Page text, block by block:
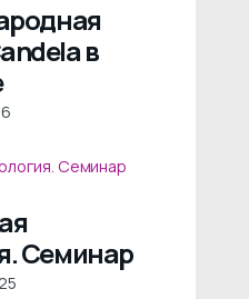
в
Семинар